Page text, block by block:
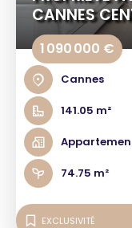
CANNES
1 090 000 €
Cannes
141.05 m²
74.75 m²
EXCLUSIVITÉ